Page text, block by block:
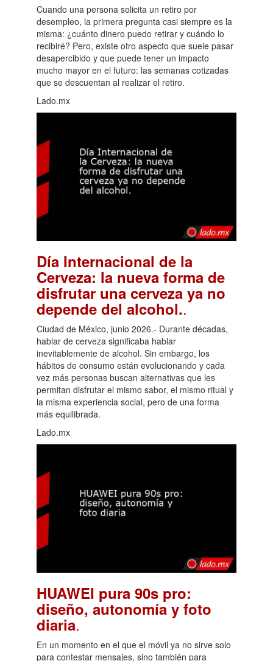
Cuando una persona solicita un retiro por
desempleo, la primera pregunta casi siempre es la
misma: ¿cuánto dinero puedo retirar y cuándo lo
recibiré? Pero, existe otro aspecto que suele pasar
desapercibido y que puede tener un impacto
mucho mayor en el futuro: las semanas cotizadas
que se descuentan al realizar el retiro.
Lado.mx
Día Internacional de la
Cerveza: la nueva forma de
disfrutar una cerveza ya no
depende del alcohol..
Ciudad de México, junio 2026.- Durante décadas,
hablar de cerveza significaba hablar
inevitablemente de alcohol. Sin embargo, los
hábitos de consumo están evolucionando y cada
vez más personas buscan alternativas que les
permitan disfrutar el mismo sabor, el mismo ritual y
la misma experiencia social, pero de una forma
más equilibrada.
Lado.mx
HUAWEI pura 90s pro:
diseño, autonomía y foto
diaria.
En un momento en el que el móvil ya no sirve solo
para contestar mensajes, sino también para